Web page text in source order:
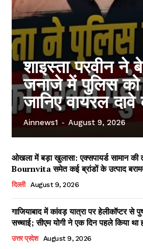
शाइस्ता परवीन ने
जनाजे में पुलिस को
जानिए वायरल दावे
Ainnews1 - August 9, 2026
ओखला में बड़ा खुलासा: एक्सपायर्ड सामान
Bournvita समेत कई ब्रांडों के उत्पाद
दिल्ली August 9, 2026
गाजियाबाद में कांवड़ यात्रा पर हेलीकॉप्टर से
सच्चाई; सीएम योगी ने एक दिन पहले किया था
उत्तर प्रदेश August 9, 2026